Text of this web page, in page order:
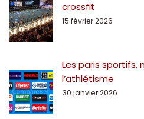
crossfit
15 février 2026
Les paris sportifs,
l’athlétisme
30 janvier 2026